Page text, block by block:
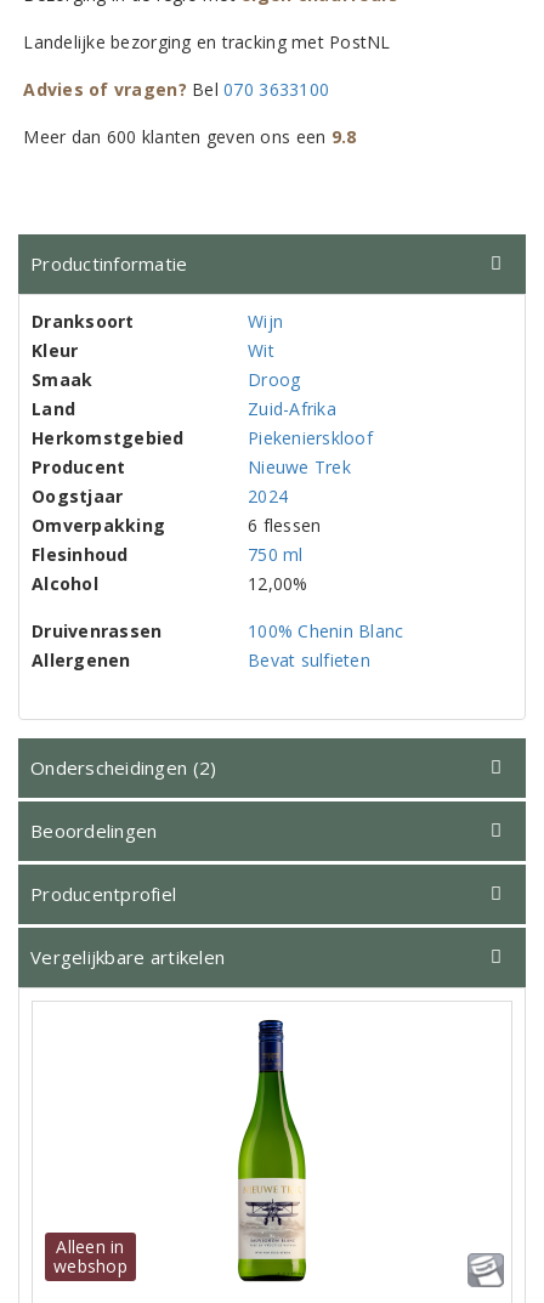
Landelijke bezorging en tracking met PostNL
Advies of vragen? Bel070 3633100
Meer dan 600 klanten geven ons een 9.8
Productinformatie
Dranksoort
Wijn
Kleur
Wit
Smaak
Droog
Land
Zuid-Afrika
Herkomstgebied
Piekenierskloof
Producent
Nieuwe Trek
Oogstjaar
2024
Omverpakking
6 flessen
Flesinhoud
750 ml
Alcohol
12,00%
Druivenrassen
100% Chenin Blanc
Allergenen
Bevat sulfieten
Onderscheidingen (2)
Beoordelingen
Producentprofiel
Vergelijkbare artikelen
Alleen in
webshop